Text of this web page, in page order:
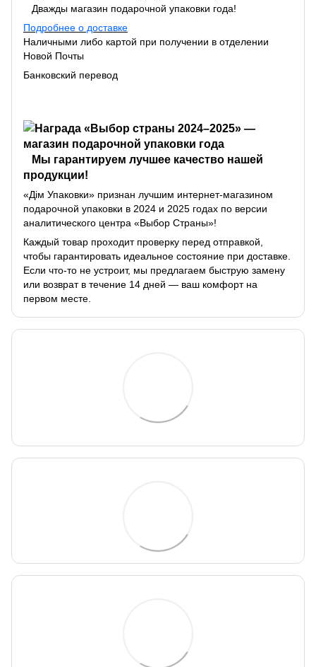
Дважды магазин подарочной упаковки года!
Подробнее о доставке
Наличными либо картой при получении в отделении
Новой Почты
Банковский перевод
Мы гарантируем лучшее качество нашей
продукции!
«Дім Упаковки» признан лучшим интернет-магазином
подарочной упаковки в 2024 и 2025 годах по версии
аналитического центра «Выбор Страны»!
Каждый товар проходит проверку перед отправкой,
чтобы гарантировать идеальное состояние при доставке.
Если что-то не устроит, мы предлагаем быструю замену
или возврат в течение 14 дней — ваш комфорт на
первом месте.